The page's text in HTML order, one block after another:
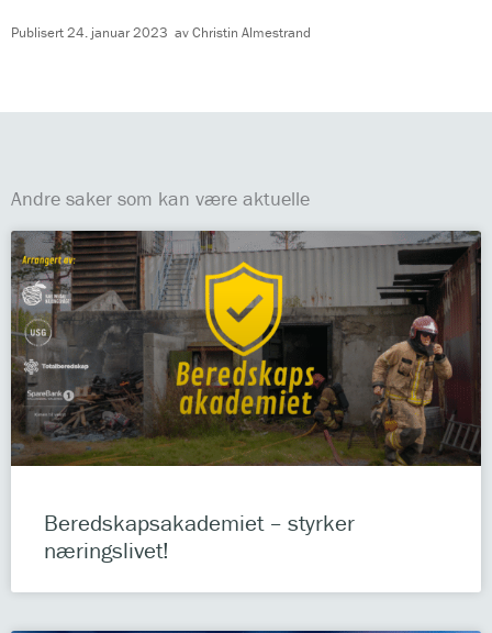
Publisert24. januar 2023 avChristin Almestrand
Andre saker som kan være aktuelle
Beredskapsakademiet – styrker
næringslivet!